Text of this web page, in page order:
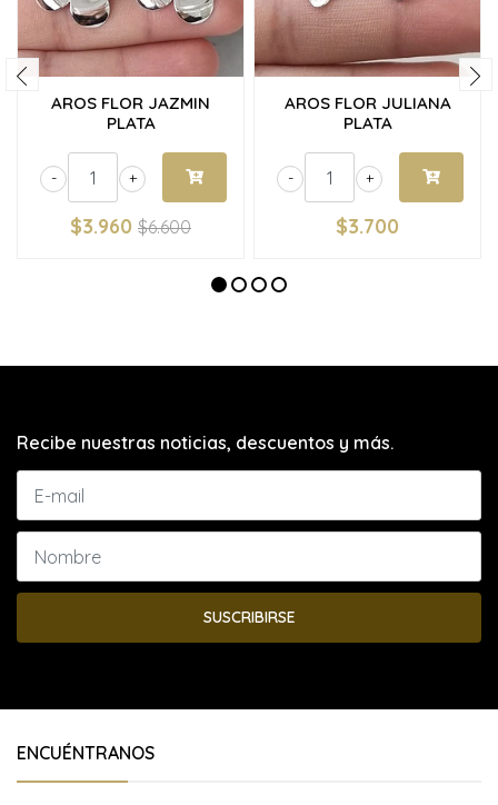
AROS FLOR JAZMIN
PLATA
+
-
$3.960 $6.600
AROS FLOR JULIANA
PLATA
+
-
$3.700
Recibe nuestras noticias, descuentos y más.
SUSCRIBIRSE
ENCUÉNTRANOS